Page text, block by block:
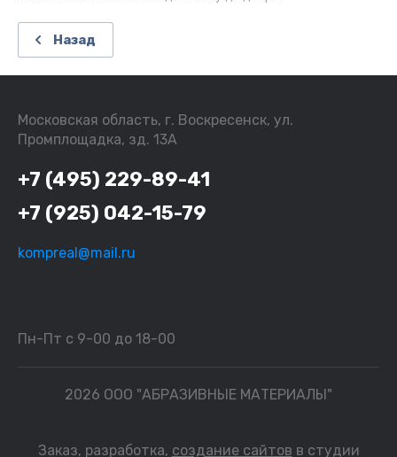
Назад
Московская область, г. Воскресенск, ул.
Промплощадка, зд. 13А
+7 (495) 229-89-41
+7 (925) 042-15-79
kompreal@mail.ru
Пн-Пт с 9-00 до 18-00
2026 ООО "АБРАЗИВНЫЕ МАТЕРИАЛЫ"
Заказ, разработка, создание сайтов в студии